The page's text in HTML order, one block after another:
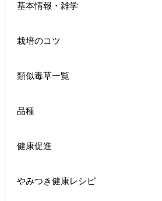
基本情報・雑学
栽培のコツ
類似毒草一覧
品種
健康促進
やみつき健康レシピ